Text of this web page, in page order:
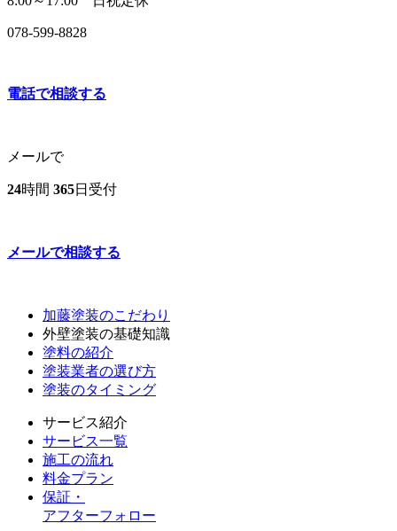
078-599-8828
電話で相談する
メールで
24時間 365日受付
メールで相談する
加藤塗装のこだわり
外壁塗装の基礎知識
塗料の紹介
塗装業者の選び方
塗装のタイミング
サービス紹介
サービス一覧
施工の流れ
料金プラン
保証・
アフターフォロー